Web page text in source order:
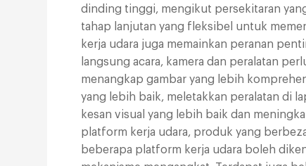
dinding tinggi, mengikut persekitaran
tahap lanjutan yang fleksibel untuk
kerja udara juga memainkan peranan
langsung acara, kamera dan peralatan
menangkap gambar yang lebih
yang lebih baik, meletakkan peralatan di
kesan visual yang lebih baik dan
platform kerja udara, produk yang
beberapa platform kerja udara boleh